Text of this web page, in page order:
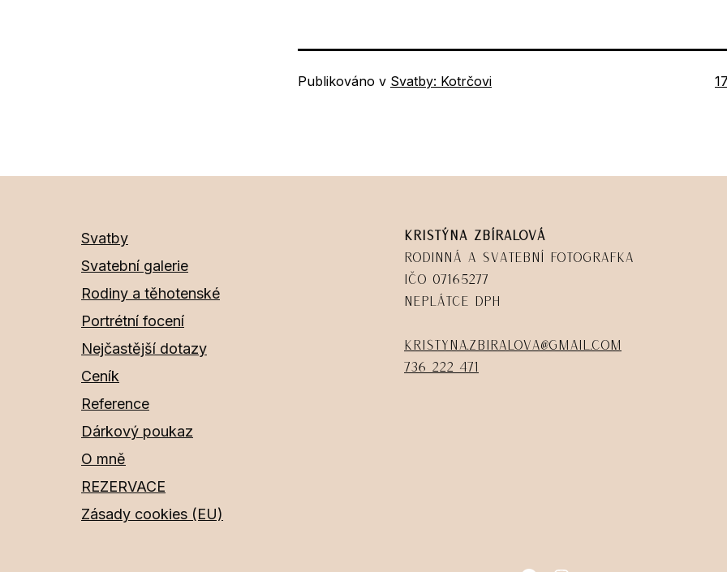
Publikováno v Svatby: Kotrčovi
Svatby
Svatební galerie
Rodiny a těhotenské
Portrétní focení
Nejčastější dotazy
Ceník
Reference
Dárkový poukaz
O mně
REZERVACE
Zásady cookies (EU)
Kristýna Zbíralová
Rodinná a svatební fotografka
IČO 07165277
Neplátce DPH
kristyna.zbiralova@gmail.com
736 222 471